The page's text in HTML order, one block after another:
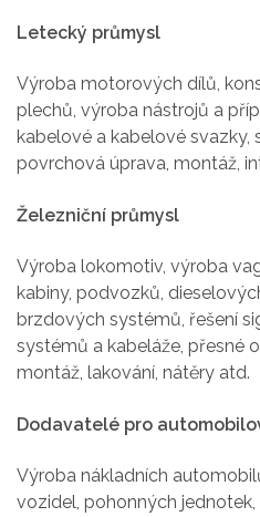
Letecký průmysl
Výroba motorových dílů,
plechů, výroba nástrojů a
kabelové a kabelové svazky,
povrchová úprava, montáž,
Železniční průmysl
Výroba lokomotiv, výroba
kabiny, podvozků,
brzdových systémů, řešení
systémů a kabeláže, přesné
montáž, lakování, nátěry atd.
Dodavatelé pro
Výroba nákladních
vozidel, pohonných